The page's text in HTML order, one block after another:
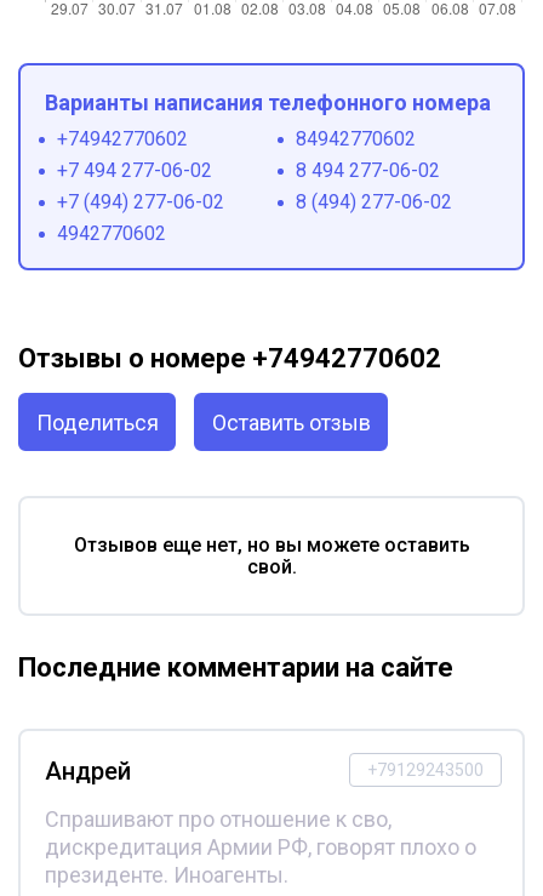
Варианты написания телефонного номера
+74942770602
84942770602
+7 494 277-06-02
8 494 277-06-02
+7 (494) 277-06-02
8 (494) 277-06-02
4942770602
Отзывы о номере +74942770602
Поделиться Оставить отзыв
Отзывов еще нет, но вы можете оставить
свой.
Последние комментарии на сайте
+79129243500
Андрей
Спрашивают про отношение к сво,
дискредитация Армии РФ, говорят плохо о
президенте. Иноагенты.